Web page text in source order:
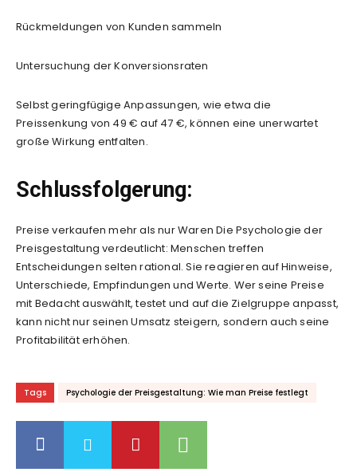
Rückmeldungen von Kunden sammeln
Untersuchung der Konversionsraten
Selbst geringfügige Anpassungen, wie etwa die
Preissenkung von 49 € auf 47 €, können eine unerwartet
große Wirkung entfalten.
Schlussfolgerung:
Preise verkaufen mehr als nur Waren Die Psychologie der
Preisgestaltung verdeutlicht: Menschen treffen
Entscheidungen selten rational. Sie reagieren auf Hinweise,
Unterschiede, Empfindungen und Werte. Wer seine Preise
mit Bedacht auswählt, testet und auf die Zielgruppe anpasst,
kann nicht nur seinen Umsatz steigern, sondern auch seine
Profitabilität erhöhen.
Tags Psychologie der Preisgestaltung: Wie man Preise festlegt